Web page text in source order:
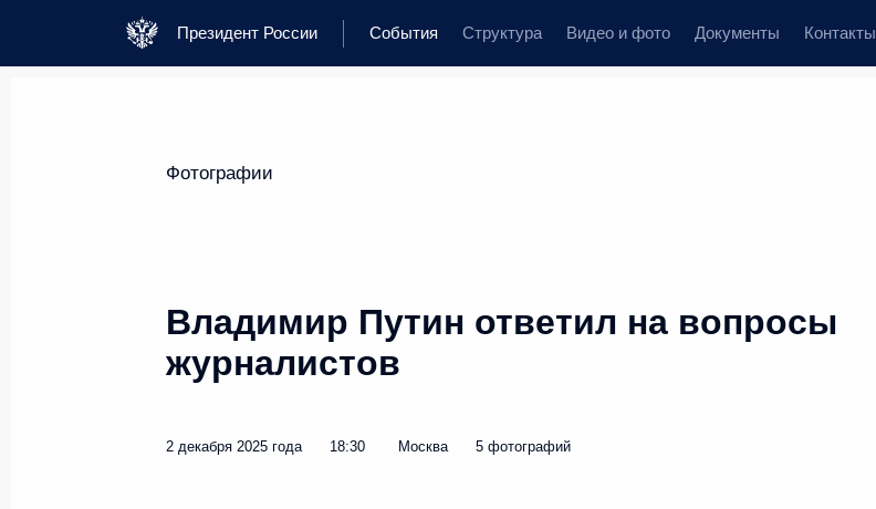
Президент России События Структура Видео и фото Документы Контакты
Фотографии
Владимир Путин ответил на вопросы
журналистов
2 декабря 2025 года 18:30 Москва 5 фотографий